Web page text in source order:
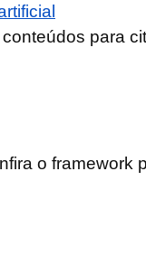
para
o framework